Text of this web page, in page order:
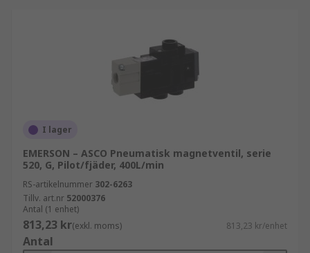
I lager
EMERSON – ASCO Pneumatisk magnetventil, serie
520, G, Pilot/fjäder, 400L/min
RS-artikelnummer 302-6263
Tillv. art.nr 52000376
Antal (1 enhet)
813,23 kr(exkl. moms) 813,23 kr/enhet
Antal